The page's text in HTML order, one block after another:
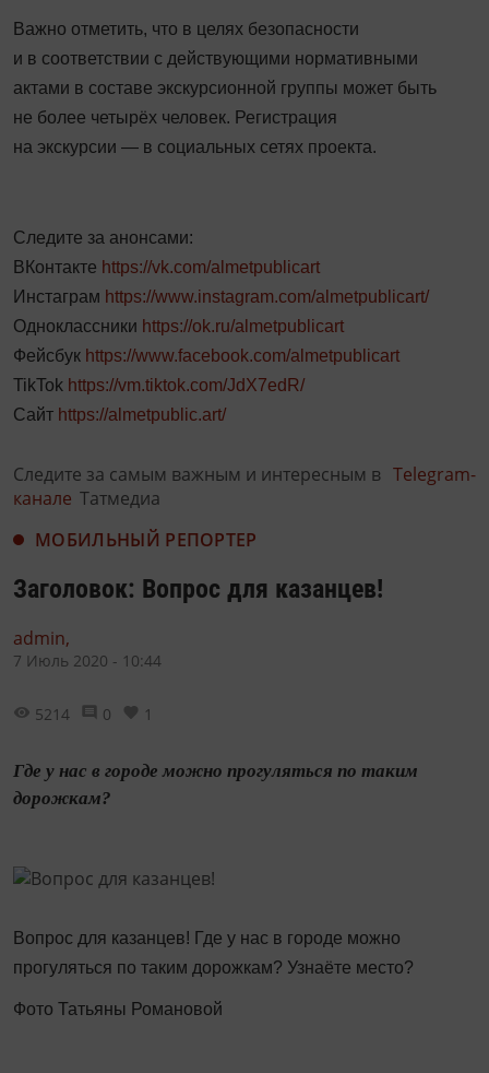
Важно отметить, что в целях безопасности
и в соответствии с действующими нормативными
актами в составе экскурсионной группы может быть
не более четырёх человек. Регистрация
на экскурсии — в социальных сетях проекта.
Следите за анонсами:
ВКонтакте https://vk.com/almetpublicart
Инстаграм https://www.instagram.com/almetpublicart/
Одноклассники https://ok.ru/almetpublicart
Фейсбук https://www.facebook.com/almetpublicart
TikTok https://vm.tiktok.com/JdX7edR/
Сайт https://almetpublic.art/
Следите за самым важным и интересным в Telegram-
канале Татмедиа
МОБИЛЬНЫЙ РЕПОРТЕР
Заголовок: Вопрос для казанцев!
admin,
7 Июль 2020 - 10:44
5214 0 1
Где у нас в городе можно прогуляться по таким
дорожкам?
Вопрос для казанцев! Где у нас в городе можно
прогуляться по таким дорожкам? Узнаёте место?
Фото Татьяны Романовой